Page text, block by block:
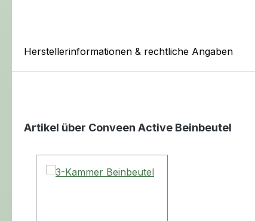
Herstellerinformationen & rechtliche Angaben
Artikel über Conveen Active Beinbeutel